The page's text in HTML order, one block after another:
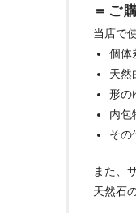
＝ご
当店で
個体
天然
形の
内包
その
また、
天然石